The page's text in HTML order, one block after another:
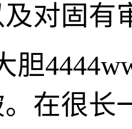
对固有
胆
在很长